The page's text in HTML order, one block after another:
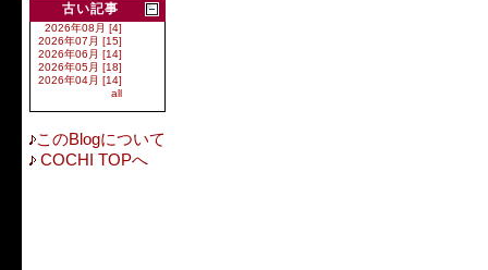
古い記事
2026年08月 [4]
2026年07月 [15]
2026年06月 [14]
2026年05月 [18]
2026年04月 [14]
all
このBlogについて
COCHI TOPへ